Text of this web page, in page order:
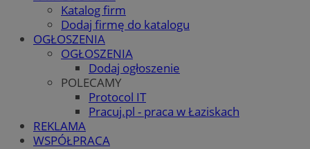
Katalog firm
Dodaj firmę do katalogu
OGŁOSZENIA
OGŁOSZENIA
Dodaj ogłoszenie
POLECAMY
Protocol IT
Pracuj.pl - praca w Łaziskach
REKLAMA
WSPÓŁPRACA